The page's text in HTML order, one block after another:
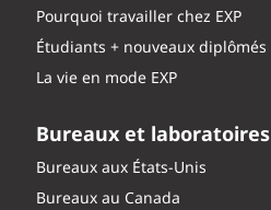
Pourquoi travailler chez EXP
Étudiants + nouveaux diplômés
La vie en mode EXP
Bureaux et laboratoires
Bureaux aux États-Unis
Bureaux au Canada